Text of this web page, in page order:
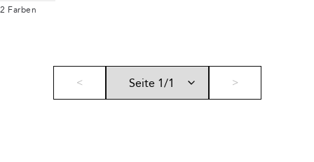
2 Farben